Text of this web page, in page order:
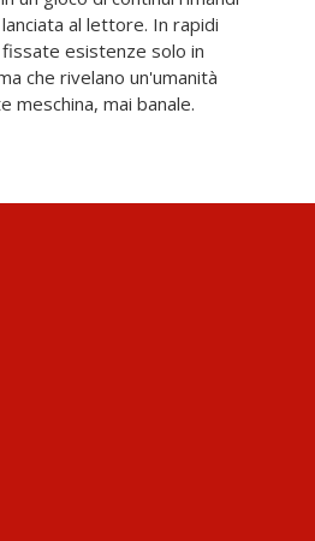
al lettore. In rapidi
esistenze solo in
che rivelano un'umanità
meschina, mai banale.